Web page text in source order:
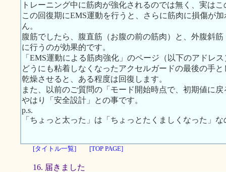
トレーニング中に筋肉が強化されるのでは無く、実は
この回復期にEMS運動を行うと、さらに筋肉に損傷が
ん。
腹筋でしたら、腹直筋（お腹の前の筋肉）と、外腹斜
に行うのが効果的です。
「EMS運動による筋肉強化」のページ（以下のアドレ
どうにも粘着しなくなったアクセルガードの最後の手
乾燥させると、ある程度は回復します。
また、以前のご質問の「モード開始時点で、初期値に
やはり「安全設計」との事です。
p.s.
「ちょっと太った」は「ちょっとたくましくなった」
[タイトル一覧] [TOP PAGE]
16. 届きました